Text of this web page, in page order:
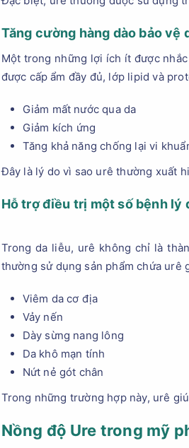
Tăng cường hàng dào bảo vệ
Một trong những lợi ích ít được
được cấp ẩm đầy đủ, lớp lipid và
Giảm mất nước qua da
Giảm kích ứng
Tăng khả năng chống lại vi
Đây là lý do vì sao urê thường xuất
Hỗ trợ điều trị một số bệnh lý
Trong da liễu, urê không chỉ là
thường sử dụng sản phẩm chứa urê
Viêm da cơ địa
Vảy nến
Dày sừng nang lông
Da khô mạn tính
Nứt nẻ gót chân
Trong những trường hợp này, urê
Nồng độ Ure trong mỹ